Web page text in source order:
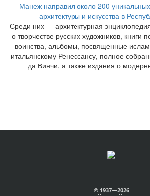
Манеж направил около 200
архитектуры и искусства в
Среди них — архитектурная
о творчестве русских художников, книги
воинства, альбомы, посвященные
итальянскому Ренессансу, полное
да Винчи, а также издания о
© 1937—2026